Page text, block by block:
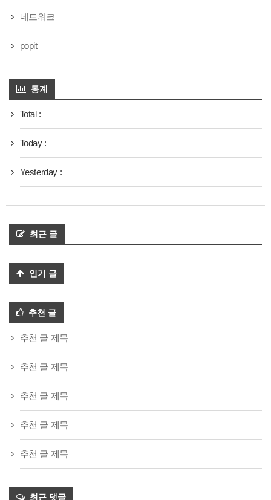
네트워크
popit
통계
Total :
Today :
Yesterday :
최근 글
인기 글
추천 글
추천 글 제목
추천 글 제목
추천 글 제목
추천 글 제목
추천 글 제목
최근 댓글